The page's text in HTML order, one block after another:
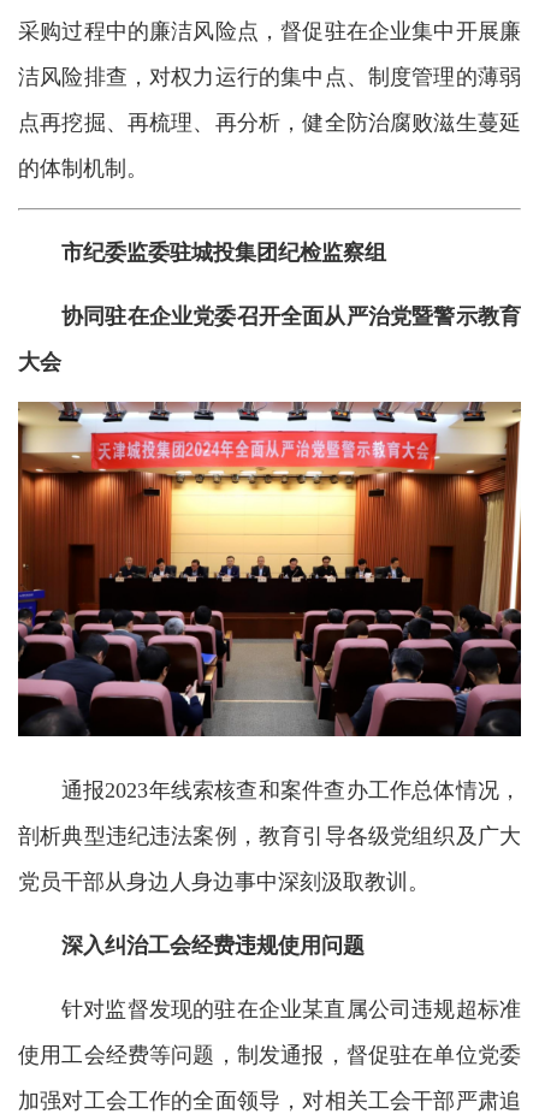
采购过程中的廉洁风险点，督促驻在企业集中开展廉
洁风险排查，对权力运行的集中点、制度管理的薄弱
点再挖掘、再梳理、再分析，健全防治腐败滋生蔓延
的体制机制。
市纪委监委驻城投集团纪检监察组
协同驻在企业党委召开全面从严治党暨警示教育
大会
通报2023年线索核查和案件查办工作总体情况，
剖析典型违纪违法案例，教育引导各级党组织及广大
党员干部从身边人身边事中深刻汲取教训。
深入纠治工会经费违规使用问题
针对监督发现的驻在企业某直属公司违规超标准
使用工会经费等问题，制发通报，督促驻在单位党委
加强对工会工作的全面领导，对相关工会干部严肃追